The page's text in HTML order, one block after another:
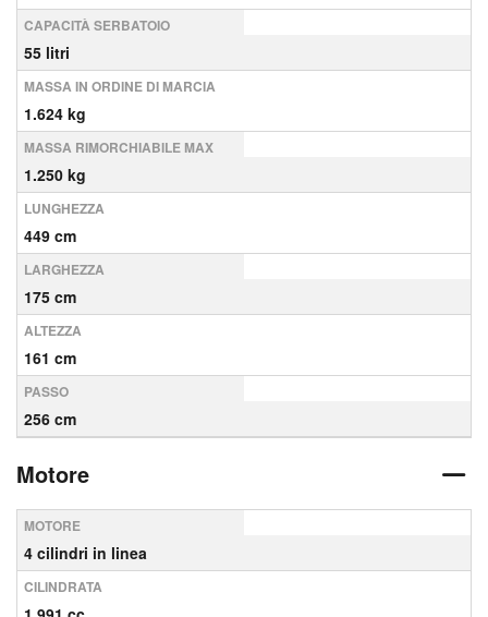
CAPACITÀ SERBATOIO
55 litri
MASSA IN ORDINE DI MARCIA
1.624 kg
MASSA RIMORCHIABILE MAX
1.250 kg
LUNGHEZZA
449 cm
LARGHEZZA
175 cm
ALTEZZA
161 cm
PASSO
256 cm
Motore
MOTORE
4 cilindri in linea
CILINDRATA